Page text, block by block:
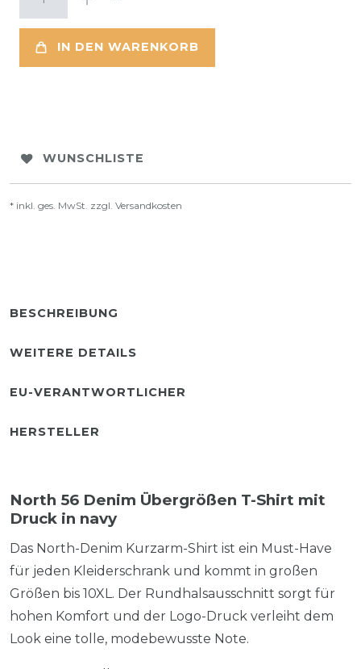
IN DEN WARENKORB
WUNSCHLISTE
* inkl. ges. MwSt. zzgl. Versandkosten
BESCHREIBUNG
WEITERE DETAILS
EU-VERANTWORTLICHER
HERSTELLER
North 56 Denim Übergrößen T-Shirt mit
Druck in navy
Das North-Denim Kurzarm-Shirt ist ein Must-Have
für jeden Kleiderschrank und kommt in großen
Größen bis 10XL. Der Rundhalsausschnitt sorgt für
hohen Komfort und der Logo-Druck verleiht dem
Look eine tolle, modebewusste Note.